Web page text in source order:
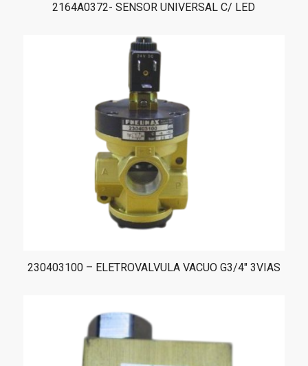
2164A0372- SENSOR UNIVERSAL C/ LED
230403100 – ELETROVALVULA VACUO G3/4″ 3VIAS